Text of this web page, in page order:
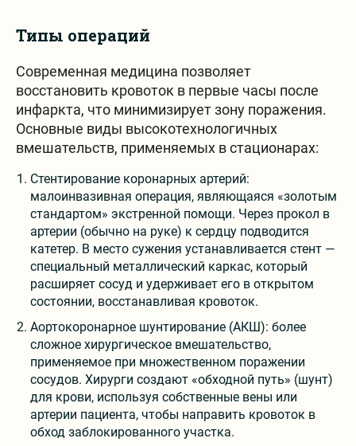
Типы операций
Современная медицина позволяет
восстановить кровоток в первые часы после
инфаркта, что минимизирует зону поражения.
Основные виды высокотехнологичных
вмешательств, применяемых в стационарах:
Стентирование коронарных артерий:
малоинвазивная операция, являющаяся «золотым
стандартом» экстренной помощи. Через прокол в
артерии (обычно на руке) к сердцу подводится
катетер. В место сужения устанавливается стент —
специальный металлический каркас, который
расширяет сосуд и удерживает его в открытом
состоянии, восстанавливая кровоток.
Аортокоронарное шунтирование (АКШ): более
сложное хирургическое вмешательство,
применяемое при множественном поражении
сосудов. Хирурги создают «обходной путь» (шунт)
для крови, используя собственные вены или
артерии пациента, чтобы направить кровоток в
обход заблокированного участка.